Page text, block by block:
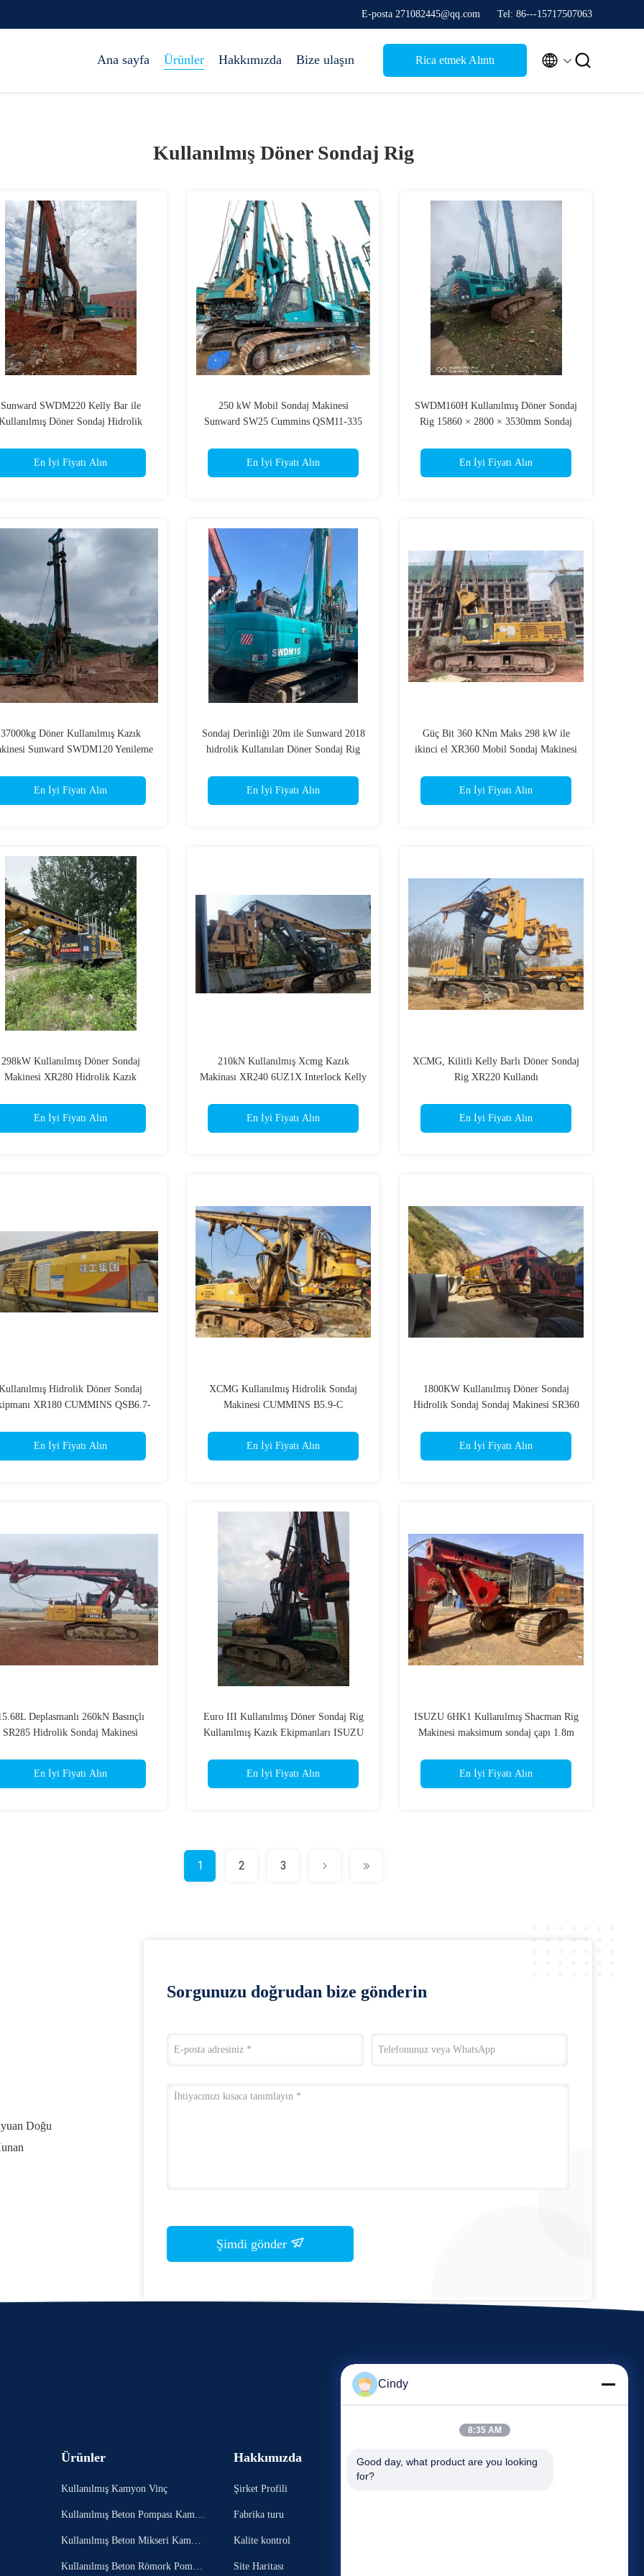
E-posta 271082445@qq.com Tel: 86---15717507063
Ana sayfa Ürünler Hakkımızda Bize ulaşın Rica etmek Alıntı  
Kullanılmış Döner Sondaj Rig
Sunward SWDM220 Kelly Bar ile
Döner Sondaj Hidrolik
En İyi Fiyatı Alın
250 kW Mobil Sondaj Makinesi
Sunward SW25 Cummins QSM11-335
En İyi Fiyatı Alın
SWDM160H Kullanılmış Döner Sondaj
Rig 15860 × 2800 × 3530mm Sondaj
En İyi Fiyatı Alın
37000kg Döner Kullanılmış Kazık
Sunward SWDM120 Yenileme
En İyi Fiyatı Alın
Sondaj Derinliği 20m ile Sunward 2018
hidrolik Kullanılan Döner Sondaj Rig
En İyi Fiyatı Alın
Güç Bit 360 KNm Maks 298 kW ile
ikinci el XR360 Mobil Sondaj Makinesi
En İyi Fiyatı Alın
298kW Kullanılmış Döner Sondaj
Makinesi XR280 Hidrolik Kazık
En İyi Fiyatı Alın
210kN Kullanılmış Xcmg Kazık
Makinası XR240 6UZ1X Interlock Kelly
En İyi Fiyatı Alın
XCMG, Kilitli Kelly Barlı Döner Sondaj
Rig XR220 Kullandı
En İyi Fiyatı Alın
Hidrolik Döner Sondaj
XR180 CUMMINS QSB6.7-
En İyi Fiyatı Alın
XCMG Kullanılmış Hidrolik Sondaj
Makinesi CUMMINS B5.9-C
En İyi Fiyatı Alın
1800KW Kullanılmış Döner Sondaj
Hidrolik Sondaj Sondaj Makinesi SR360
En İyi Fiyatı Alın
Deplasmanlı 260kN Basınçlı
SR285 Hidrolik Sondaj Makinesi
En İyi Fiyatı Alın
Euro III Kullanılmış Döner Sondaj Rig
Kullanılmış Kazık Ekipmanları ISUZU
En İyi Fiyatı Alın
ISUZU 6HK1 Kullanılmış Shacman Rig
Makinesi maksimum sondaj çapı 1.8m
En İyi Fiyatı Alın
1 2 3
Doğu
Sorgunuzu doğrudan bize gönderin
Şimdi gönder
Ürünler
Kullanılmış Kamyon Vinç
Kullanılmış Beton Pompası Kamyo
Kullanılmış Beton Mikseri Kamyo
Kullanılmış Beton Römork Pompa
Hakkımızda
Şirket Profili
Fabrika turu
Kalite kontrol
Site Haritası
Etkinlikler
Rica etmek Alıntı
Cindy
8:35 AM
Good day, what product are you looking
for?